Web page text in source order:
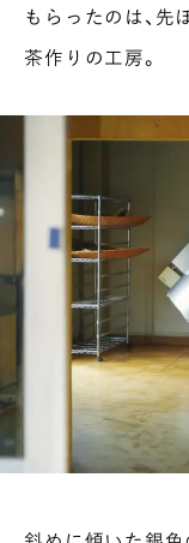
もらったのは、
茶作りの工房。